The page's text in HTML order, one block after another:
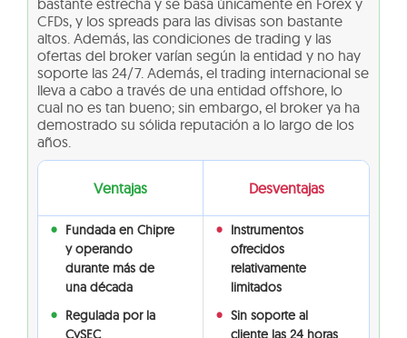
bastante estrecha y se basa únicamente en Forex y
CFDs, y los spreads para las divisas son bastante
altos. Además, las condiciones de trading y las
ofertas del broker varían según la entidad y no hay
soporte las 24/7. Además, el trading internacional se
lleva a cabo a través de una entidad offshore, lo
cual no es tan bueno; sin embargo, el broker ya ha
demostrado su sólida reputación a lo largo de los
años.
Ventajas Desventajas
Fundada en Chipre
y operando
durante más de
una década
Instrumentos
ofrecidos
relativamente
limitados
Regulada por la
CySEC
Sin soporte al
cliente las 24 horas